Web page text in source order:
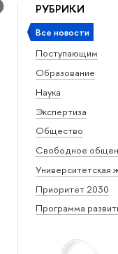
РУБРИКИ
Все новости
Поступающим
Образование
Наука
Экспертиза
Общество
Свободное
Университетская
Приоритет 2030
Программа